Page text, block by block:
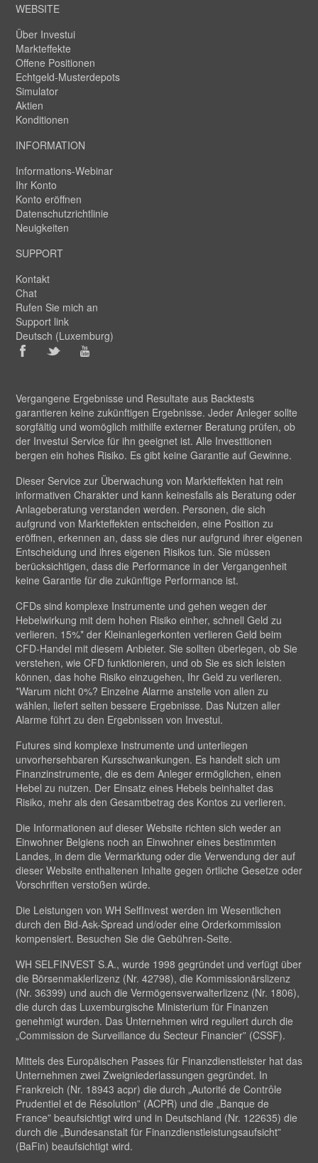
WEBSITE
Über Investui
Markteffekte
Offene Positionen
Echtgeld-Musterdepots
Simulator
Aktien
Konditionen
INFORMATION
Informations-Webinar
Ihr Konto
Konto eröffnen
Datenschutzrichtlinie
Neuigkeiten
SUPPORT
Kontakt
Chat
Rufen Sie mich an
Support link
Deutsch (Luxemburg)
Vergangene Ergebnisse und Resultate aus Backtests
garantieren keine zukünftigen Ergebnisse. Jeder Anleger sollte
sorgfältig und womöglich mithilfe externer Beratung prüfen, ob
der Investui Service für ihn geeignet ist. Alle Investitionen
bergen ein hohes Risiko. Es gibt keine Garantie auf Gewinne.
Dieser Service zur Überwachung von Markteffekten hat rein
informativen Charakter und kann keinesfalls als Beratung oder
Anlageberatung verstanden werden. Personen, die sich
aufgrund von Markteffekten entscheiden, eine Position zu
eröffnen, erkennen an, dass sie dies nur aufgrund ihrer eigenen
Entscheidung und ihres eigenen Risikos tun. Sie müssen
berücksichtigen, dass die Performance in der Vergangenheit
keine Garantie für die zukünftige Performance ist.
CFDs sind komplexe Instrumente und gehen wegen der
Hebelwirkung mit dem hohen Risiko einher, schnell Geld zu
verlieren. 15%* der Kleinanlegerkonten verlieren Geld beim
CFD-Handel mit diesem Anbieter. Sie sollten überlegen, ob Sie
verstehen, wie CFD funktionieren, und ob Sie es sich leisten
können, das hohe Risiko einzugehen, Ihr Geld zu verlieren.
*Warum nicht 0%? Einzelne Alarme anstelle von allen zu
wählen, liefert selten bessere Ergebnisse. Das Nutzen aller
Alarme führt zu den Ergebnissen von Investui.
Futures sind komplexe Instrumente und unterliegen
unvorhersehbaren Kursschwankungen. Es handelt sich um
Finanzinstrumente, die es dem Anleger ermöglichen, einen
Hebel zu nutzen. Der Einsatz eines Hebels beinhaltet das
Risiko, mehr als den Gesamtbetrag des Kontos zu verlieren.
Die Informationen auf dieser Website richten sich weder an
Einwohner Belgiens noch an Einwohner eines bestimmten
Landes, in dem die Vermarktung oder die Verwendung der auf
dieser Website enthaltenen Inhalte gegen örtliche Gesetze oder
Vorschriften verstoßen würde.
Die Leistungen von WH SelfInvest werden im Wesentlichen
durch den Bid-Ask-Spread und/oder eine Orderkommission
kompensiert. Besuchen Sie die Gebühren-Seite.
WH SELFINVEST S.A., wurde 1998 gegründet und verfügt über
die Börsenmaklerlizenz (Nr. 42798), die Kommissionärslizenz
(Nr. 36399) und auch die Vermögensverwalterlizenz (Nr. 1806),
die durch das Luxemburgische Ministerium für Finanzen
genehmigt wurden. Das Unternehmen wird reguliert durch die
„Commission de Surveillance du Secteur Financier” (CSSF).
Mittels des Europäischen Passes für Finanzdienstleister hat das
Unternehmen zwei Zweigniederlassungen gegründet. In
Frankreich (Nr. 18943 acpr) die durch „Autorité de Contrôle
Prudentiel et de Résolution” (ACPR) und die „Banque de
France” beaufsichtigt wird und in Deutschland (Nr. 122635) die
durch die „Bundesanstalt für Finanzdienstleistungsaufsicht”
(BaFin) beaufsichtigt wird.